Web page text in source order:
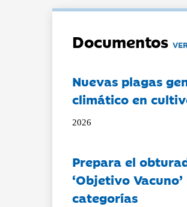
Documentos
Nuevas plagas
climático en
2026
Prepara el
‘Objetivo
categorías